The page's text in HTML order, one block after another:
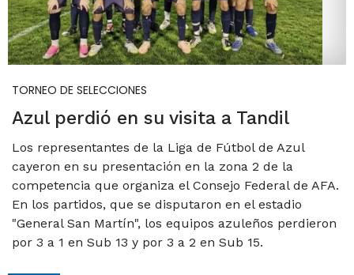
TORNEO DE SELECCIONES
Azul perdió en su visita a Tandil
Los representantes de la Liga de Fútbol de Azul
cayeron en su presentación en la zona 2 de la
competencia que organiza el Consejo Federal de AFA.
En los partidos, que se disputaron en el estadio
"General San Martín", los equipos azuleños perdieron
por 3 a 1 en Sub 13 y por 3 a 2 en Sub 15.